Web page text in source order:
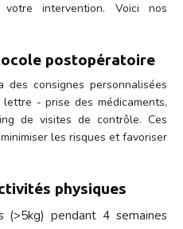
intervention. Voici nos
postopératoire
des consignes personnalisées
- prise des médicaments,
de visites de contrôle. Ces
les risques et favoriser
physiques
pendant 4 semaines